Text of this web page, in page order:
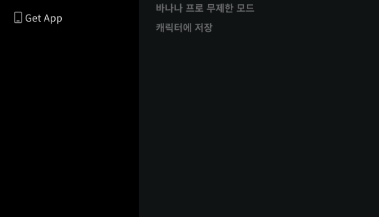
Get App
바나나 프로 무제한 모드
캐릭터에 저장